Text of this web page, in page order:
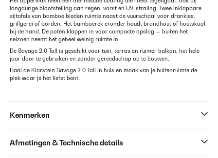
langdurige blootstelling aan regen, vorst en UV-straling. Twee inklapbare
zijtafels van bamboe bieden ruimte naast de vuurschaal voor drankjes,
grillgerei of borden. Het bamboerek eronder houdt brandhout of houtskool
bij de hand. De poten klappen in voor compacte opslag — buiten het
seizoen neemt het geheel weinig ruimte in.
De Savage 2.0 Tall is geschikt voor tuin, terras en ruimer balkon, het hele
jaar door te gebruiken en zonder gereedschap op te bouwen.
Haal de Klarstein Savage 2.0 Tall in huis en maak van je buitenruimte de
plek waar je het liefst bent.
Kenmerken
Afmetingen & Technische details